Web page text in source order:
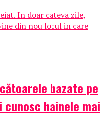
In doar cateva zile,
din nou locul in care
bazate pe
hainele mai